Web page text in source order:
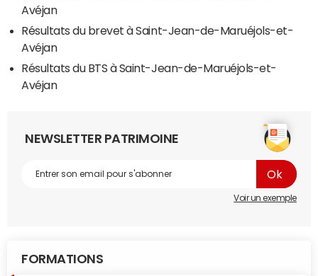
Avéjan
Résultats du brevet à Saint-Jean-de-Maruéjols-et-
Avéjan
Résultats du BTS à Saint-Jean-de-Maruéjols-et-
Avéjan
NEWSLETTER PATRIMOINE
Voir un exemple
FORMATIONS